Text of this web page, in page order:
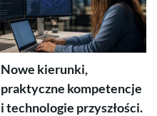
Nowe kierunki,
praktyczne kompetencje
i technologie przyszłości.